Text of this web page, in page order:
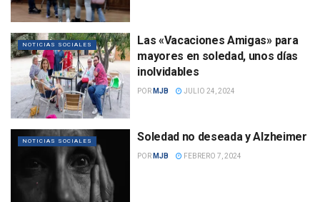
NOTICIAS SOCIALES
Las «Vacaciones Amigas» para
mayores en soledad, unos días
inolvidables
POR MJB JULIO 24, 2024
NOTICIAS SOCIALES Soledad no deseada y Alzheimer
POR MJB FEBRERO 7, 2024